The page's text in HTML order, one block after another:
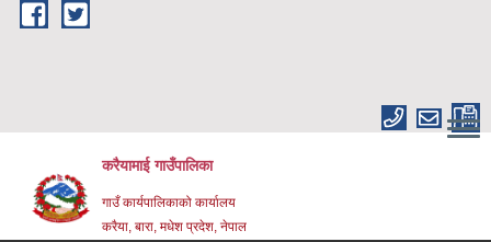
Skip to main content
करैयामाई गाउँपालिका
गाउँ कार्यपालिकाको कार्यालय
करैया, बारा, मधेश प्रदेश, नेपाल